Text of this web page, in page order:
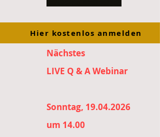
Hier kostenlos anmelden
Nächstes
LIVE Q & A Webinar
Sonntag, 19.04.2026
um 14.00